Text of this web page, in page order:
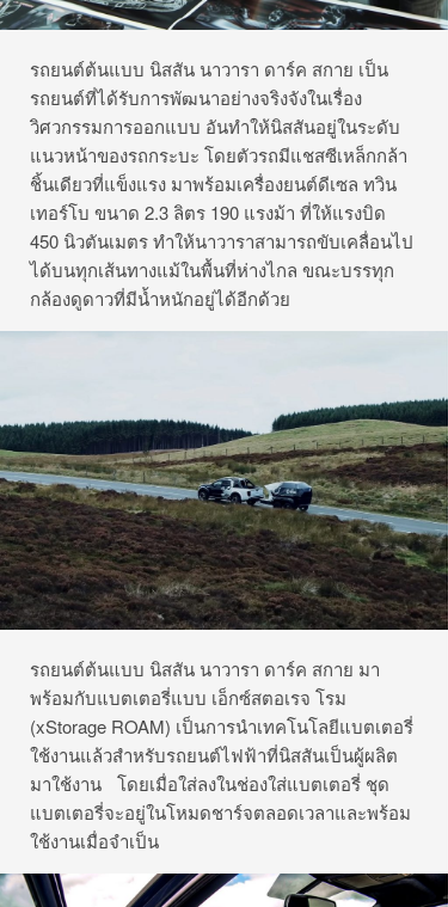
รถยนต์ต้นแบบ นิสสัน นาวารา ดาร์ค สกาย เป็น
รถยนต์ที่ได้รับการพัฒนาอย่างจริงจังในเรื่อง
วิศวกรรมการออกแบบ อันทำให้นิสสันอยู่ในระดับ
แนวหน้าของรถกระบะ โดยตัวรถมีแชสซีเหล็กกล้า
ชิ้นเดียวที่แข็งแรง มาพร้อมเครื่องยนต์ดีเซล ทวิน
เทอร์โบ ขนาด 2.3 ลิตร 190 แรงม้า ที่ให้แรงบิด
450 นิวตันเมตร ทำให้นาวาราสามารถขับเคลื่อนไป
ได้บนทุกเส้นทางแม้ในพื้นที่ห่างไกล ขณะบรรทุก
กล้องดูดาวที่มีน้ำหนักอยู่ได้อีกด้วย
รถยนต์ต้นแบบ นิสสัน นาวารา ดาร์ค สกาย มา
พร้อมกับแบตเตอรี่แบบ เอ็กซ์สตอเรจ โรม
(xStorage ROAM) เป็นการนำเทคโนโลยีแบตเตอรี่
ใช้งานแล้วสำหรับรถยนต์ไฟฟ้าที่นิสสันเป็นผู้ผลิต
มาใช้งาน โดยเมื่อใส่ลงในช่องใส่แบตเตอรี่ ชุด
แบตเตอรี่จะอยู่ในโหมดชาร์จตลอดเวลาและพร้อม
ใช้งานเมื่อจำเป็น